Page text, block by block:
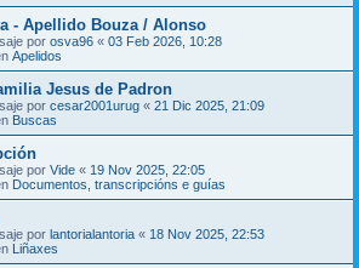
- Apellido Bouza / Alonso
por osva96 « 03 Feb 2026, 10:28
Apelidos
Jesus de Padron
por cesar2001urug « 21 Dic 2025, 21:09
Buscas
por Vide « 19 Nov 2025, 22:05
Documentos, transcripcións e guías
por lantorialantoria « 18 Nov 2025, 22:53
Liñaxes